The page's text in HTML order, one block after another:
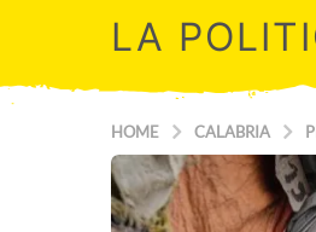
LA
HOME CALABRIA